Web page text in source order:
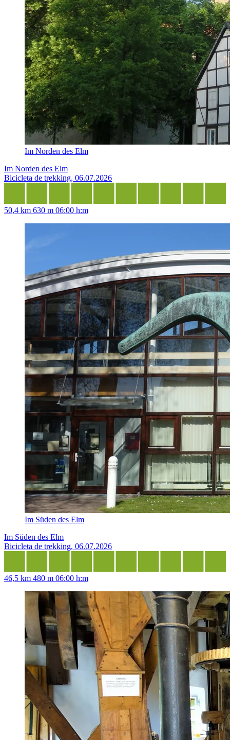
Im Norden des Elm
Im Norden des Elm
Bicicleta de trekking, 06.07.2026
50,4 km 630 m 06:00 h:m
Im Süden des Elm
Im Süden des Elm
Bicicleta de trekking, 06.07.2026
46,5 km 480 m 06:00 h:m